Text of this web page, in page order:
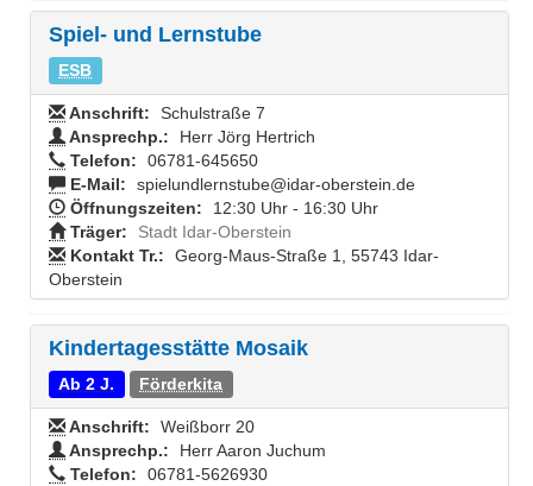
Spiel- und Lernstube
ESB
Anschrift:
Schulstraße 7
Ansprechp.:
Herr Jörg Hertrich
Telefon:
06781-645650
E-Mail:
spielundlernstube@idar-oberstein.de
Öffnungszeiten:
12:30 Uhr - 16:30 Uhr
Träger:
Stadt Idar-Oberstein
Kontakt Tr.:
Georg-Maus-Straße 1, 55743 Idar-
Oberstein
Kindertagesstätte Mosaik
Ab 2 J. Förderkita
Anschrift:
Weißborr 20
Ansprechp.:
Herr Aaron Juchum
Telefon:
06781-5626930